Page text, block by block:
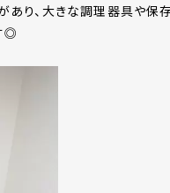
あり、大きな調理器具や保
◎